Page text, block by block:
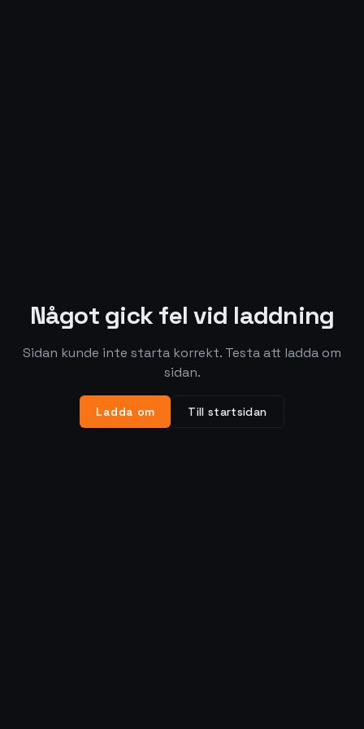
Något gick fel vid laddning
Sidan kunde inte starta korrekt. Testa att ladda om
sidan.
Ladda om Till startsidan